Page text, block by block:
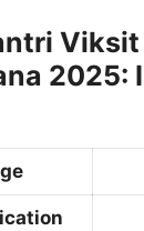
2025: